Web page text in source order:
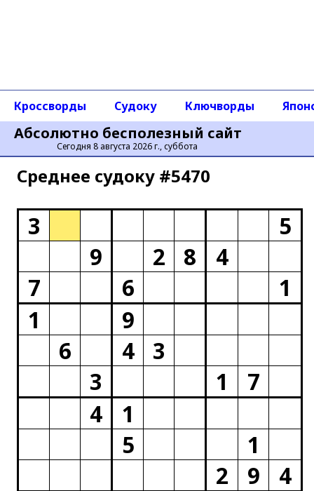
Абсолютно бесполезный сайт
Сегодня 8 августа 2026 г., суббота
Кроссворды Судоку Ключворды
Среднее cудоку #5470
3
5
9
2 8
4
7
6
1
1
9
6
4
3
3
1
7
4
1
5
1
2
9 4